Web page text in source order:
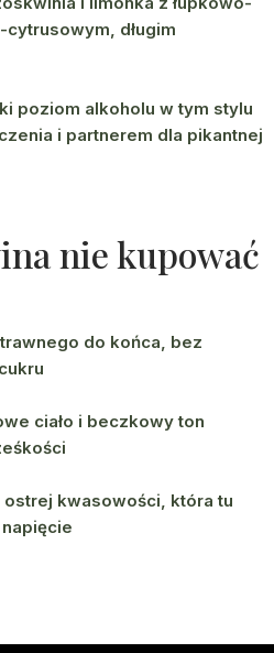
cytrusowym, długim
poziom alkoholu w tym stylu
i partnerem dla pikantnej
nie kupować
do końca, bez
ciało i beczkowy ton
kwasowości, która tu